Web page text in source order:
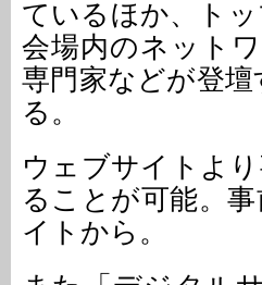
ているほか、ト
会場内のネット
専門家などが登
る。
ウェブサイトよ
ることが可能。
イトから。